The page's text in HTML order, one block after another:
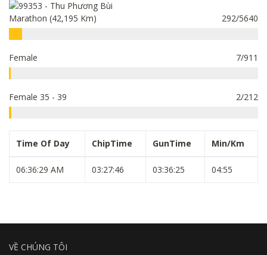
Marathon (42,195 Km) 292/5640
Female 7/911
Female 35 - 39 2/212
Time Of Day ChipTime GunTime Min/Km
06:36:29 AM 03:27:46 03:36:25 04:55
VỀ CHÚNG TÔI